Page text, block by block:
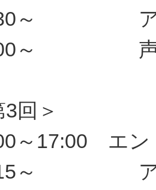
～ アイ
～ 声
3回＞
～17:00 エン
～ アイ